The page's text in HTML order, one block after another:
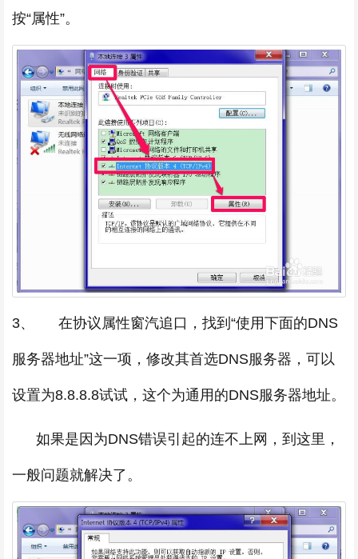
按“属性”。
3、 在协议属性窗汽追口，找到“使用下面的DNS
服务器地址”这一项，修改其首选DNS服务器，可以
设置为8.8.8.8试试，这个为通用的DNS服务器地址。
如果是因为DNS错误引起的连不上网，到这里，
一般问题就解决了。